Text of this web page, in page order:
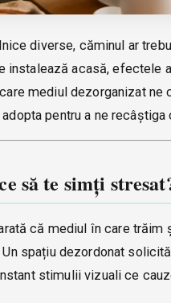
diverse, căminul ar
instalează acasă, efectele
mediul dezorganizat
pentru a ne
să te simți
că mediul în care
spațiu dezordonat
stimulii vizuali ce